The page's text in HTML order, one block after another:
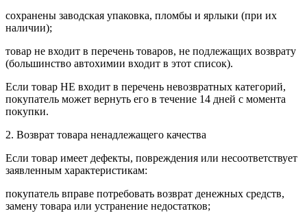
сохранены заводская упаковка, пломбы и ярлыки (при их
наличии);
товар не входит в перечень товаров, не подлежащих возврату
(большинство автохимии входит в этот список).
Если товар НЕ входит в перечень невозвратных категорий,
покупатель может вернуть его в течение 14 дней с момента
покупки.
2. Возврат товара ненадлежащего качества
Если товар имеет дефекты, повреждения или несоответствует
заявленным характеристикам:
покупатель вправе потребовать возврат денежных средств,
замену товара или устранение недостатков;